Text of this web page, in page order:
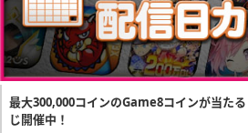
最大300,000コインのGame8コインが当た
じ開催中！